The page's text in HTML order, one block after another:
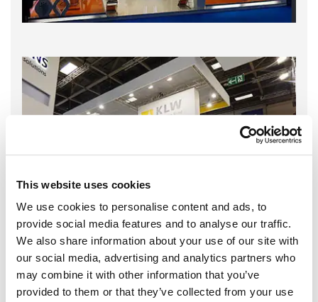
This website uses cookies
We use cookies to personalise content and ads, to
provide social media features and to analyse our traffic.
We also share information about your use of our site with
our social media, advertising and analytics partners who
may combine it with other information that you’ve
provided to them or that they’ve collected from your use